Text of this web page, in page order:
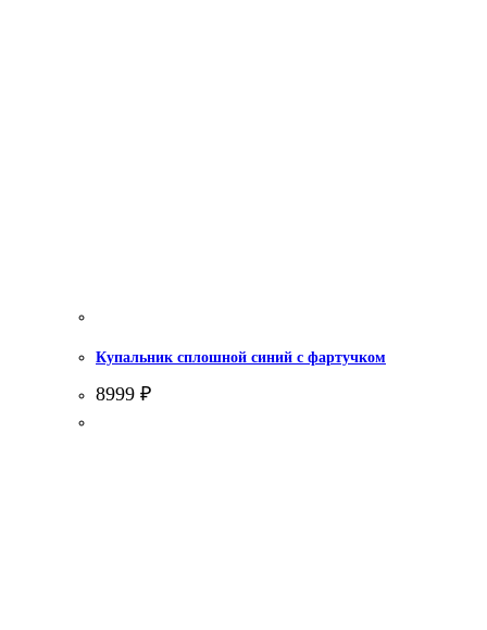
Купальник сплошной синий с фартучком
8999 ₽